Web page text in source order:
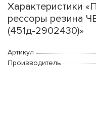
Характеристики
рессоры резина
(451д-2902430)»
Артикул
Производитель